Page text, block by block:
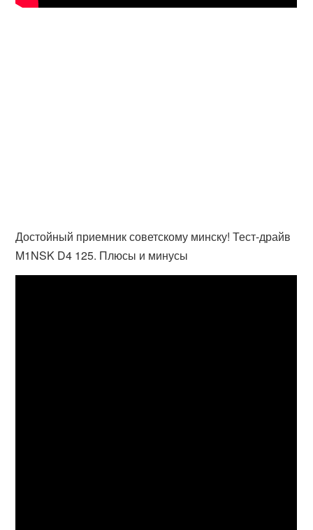
Достойный приемник советскому минску! Тест-драйв
M1NSK D4 125. Плюсы и минусы